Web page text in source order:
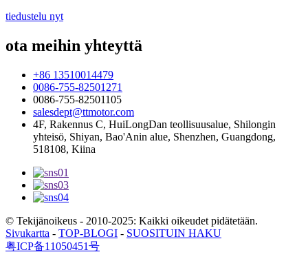
tiedustelu nyt
ota meihin yhteyttä
+86 13510014479
0086-755-82501271
0086-755-82501105
salesdept@ttmotor.com
4F, Rakennus C, HuiLongDan teollisuusalue, Shilongin
yhteisö, Shiyan, Bao'Anin alue, Shenzhen, Guangdong,
518108, Kiina
© Tekijänoikeus - 2010-2025: Kaikki oikeudet pidätetään.
Sivukartta - TOP-BLOGI - SUOSITUIN HAKU
粤ICP备11050451号